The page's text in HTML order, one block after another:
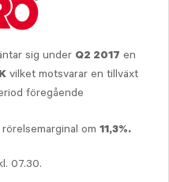
sig under Q2 2017 en
vilket motsvarar en tillväxt
föregående
om 11,3%.
07.30.